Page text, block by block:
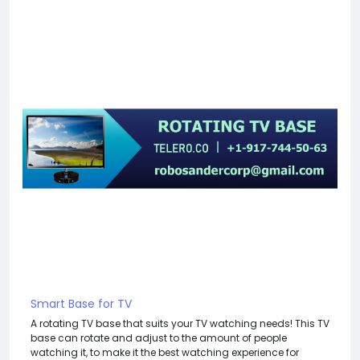
Smart Base for TV
A rotating TV base that suits your TV watching needs! This TV
base can rotate and adjust to the amount of people
watching it, to make it the best watching experience for